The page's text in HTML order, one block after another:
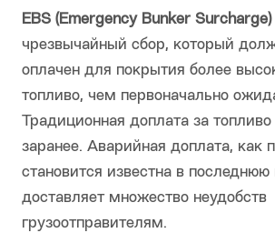
EBS (Emergency Bunker Surcharge)
чрезвычайный сбор, который
оплачен для покрытия более
топливо, чем первоначально
Традиционная доплата за топливо
заранее. Аварийная доплата, как
становится известна в
доставляет множество неудобств
грузоотправителям.